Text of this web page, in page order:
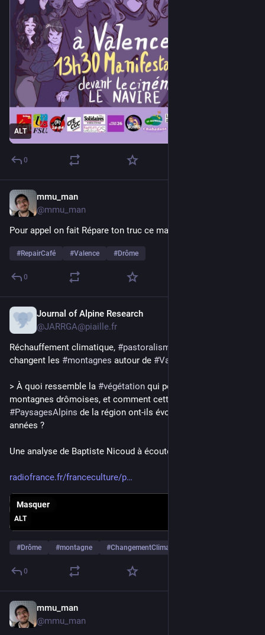
ALT
0
mmu_man
@mmu_man
Pour appel on fait Répare ton truc ce matin au
#RepairCafé #Valence #Drôme
0
Journal of Alpine Research
@JARRGA@piaille.fr
Réchauffement climatique, #pastoralisme
changent les #montagnes autour de #Valence
> À quoi ressemble la #végétation qui pousse dans les
#PaysagesAlpins de la région ont-ils évolué ces dernières
années ?
Une analyse de Baptiste Nicoud à écouter sur France Culture:
radiofrance.fr/franceculture/p
ALT
Masquer
#Drôme #montagne #ChangementClimatique
0
mmu_man
@mmu_man